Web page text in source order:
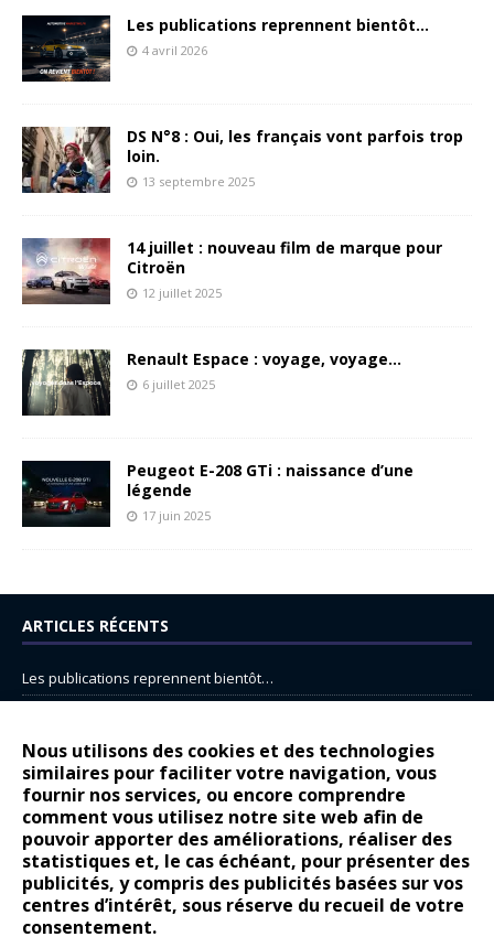
Nous utilisons des cookies et des technologies
similaires pour faciliter votre navigation, vous
fournir nos services, ou encore comprendre
comment vous utilisez notre site web afin de
pouvoir apporter des améliorations, réaliser des
statistiques et, le cas échéant, pour présenter des
publicités, y compris des publicités basées sur vos
centres d’intérêt, sous réserve du recueil de votre
consentement.
Les publications reprennent bientôt…
4 avril 2026
DS N°8 : Oui, les français vont parfois trop
loin.
13 septembre 2025
14 juillet : nouveau film de marque pour
Citroën
12 juillet 2025
Renault Espace : voyage, voyage…
6 juillet 2025
Peugeot E-208 GTi : naissance d’une
légende
17 juin 2025
ARTICLES RÉCENTS
Les publications reprennent bientôt…
14 juillet : nouveau film de marque pour Citroën
Renault Espace : voyage, voyage…
Peugeot E-208 GTi : naissance d’une légende
COMMENTAIRES RÉCENTS
Bernard DardartdansDacia Sandero : pour les gens vrais